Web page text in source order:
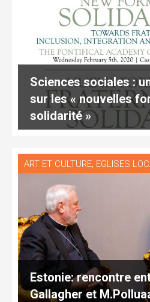
Sciences sociales :
sur les « nouvelles
solidarité »
ART ET CULTURE, EGLISES
Estonie: rencontre
Gallagher et